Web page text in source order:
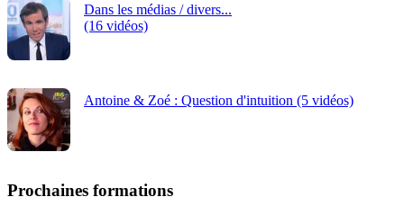
Dans les médias / divers...
(16 vidéos)
Antoine & Zoé : Question d'intuition (5 vidéos)
Prochaines formations